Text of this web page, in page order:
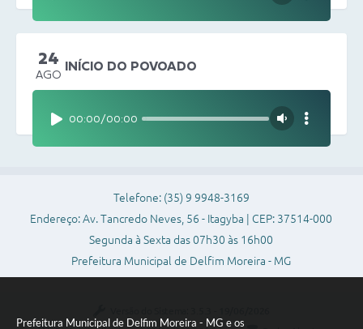
Prefeitura Municipal de Delfim Moreira - MG e os
24
AGO
INÍCIO DO POVOADO
00:00/00:00
Telefone: (35) 9 9948-3169
Endereço: Av. Tancredo Neves, 56 - Itagyba | CEP: 37514-000
Segunda à Sexta das 07h30 às 16h00
Prefeitura Municipal de Delfim Moreira - MG